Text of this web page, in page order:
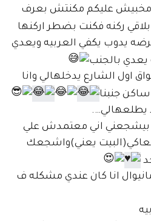
ومخبيش عليكم مكنتش بعرف
ركنه فكنت بضطر اركنها
يدوب يكفي العربيه ويعدي
يعدي بالجنب
اول الشارع يدخلهالي وانا
جنبنا
يطلعهالي….
بيشجعني اني معتمدش علي
معاكي(البيت يعني)واشجعك
انا كان عندي مشكله ف